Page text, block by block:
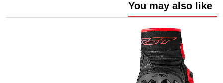
You may also like